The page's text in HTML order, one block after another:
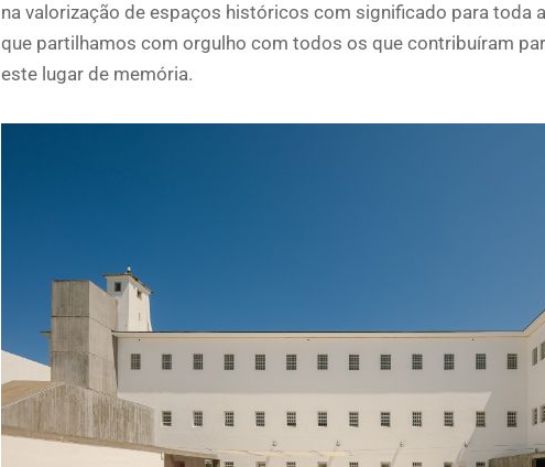
na valorização de espaços históricos com significado para toda
que partilhamos com orgulho com todos os que contribuíram
este lugar de memória.